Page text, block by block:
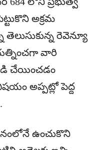
అక్రమ
రెవెన్యూ
వారి
చేయించడం
అప్పట్లో పెద్ద
ఉంచుకొని